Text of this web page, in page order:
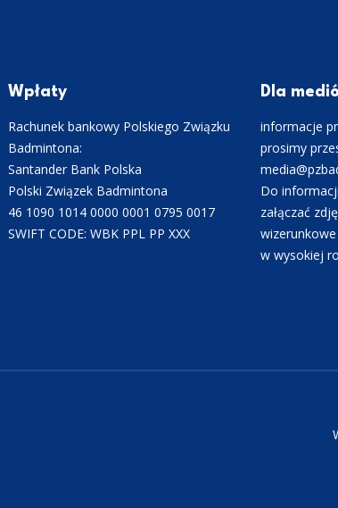
Wpłaty
Rachunek bankowy Polskiego Związku
Badmintona:
Santander Bank Polska
Polski Związek Badmintona
46 1090 1014 0000 0001 0795 0017
SWIFT CODE: WBK PPL PP XXX
Dla
informacje
prosimy
Do
załączać
wizerunkowe
w wysokiej